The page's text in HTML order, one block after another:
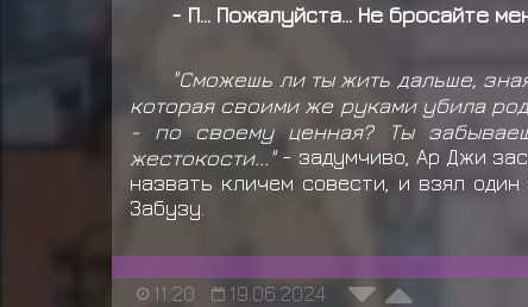
- П... Пожалуйста... Не бросайте
"Сможешь ли ты жить дальше,
которая своими же руками убила
- по своему ценная? Ты
жестокости..."- задумчиво, Ар Джи
назвать кличем совести, и взял
Забузу.
11:20 19.06.2024